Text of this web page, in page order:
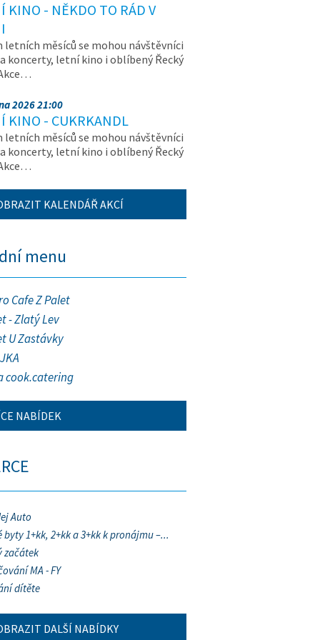
KINO - NĚKDO TO RÁD V
letních měsíců se mohou návštěvníci
koncerty, letní kino i oblíbený Řecký
2026 21:00
KINO - CUKRKANDL
letních měsíců se mohou návštěvníci
koncerty, letní kino i oblíbený Řecký
KALENDÁŘ AKCÍ
menu
Cafe Z Palet
- Zlatý Lev
U Zastávky
cook.catering
NABÍDEK
Auto
byty 1+kk, 2+kk a 3+kk k pronájmu –...
začátek
MA - FY
dítěte
DALŠÍ NABÍDKY